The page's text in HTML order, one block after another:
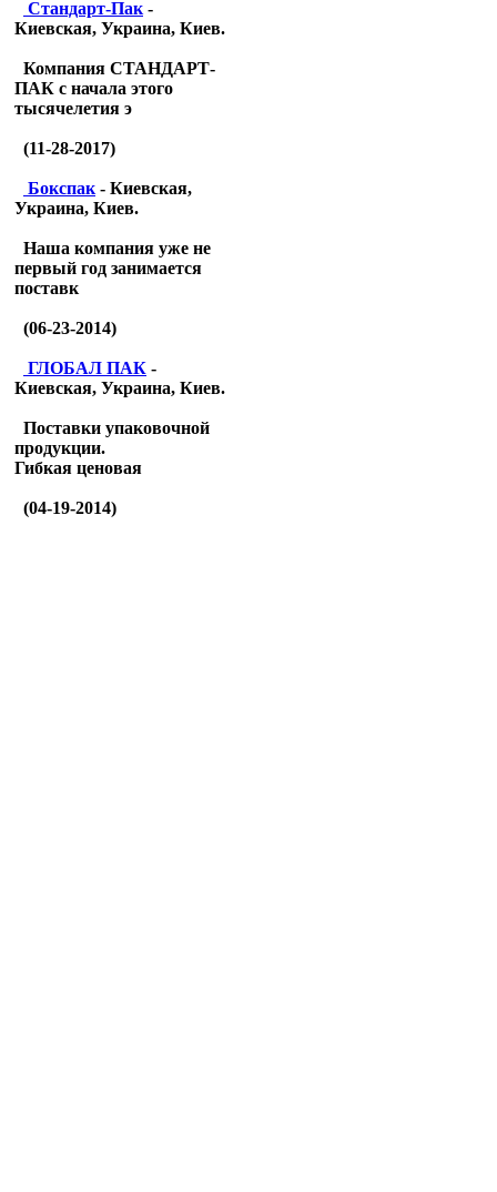
Стандарт-Пак -
Киевская, Украина, Киев.
Компания СТАНДАРТ-
ПАК с начала этого
тысячелетия э
(11-28-2017)
Бокспак - Киевская,
Украина, Киев.
Наша компания уже не
первый год занимается
поставк
(06-23-2014)
ГЛОБАЛ ПАК -
Киевская, Украина, Киев.
Поставки упаковочной
продукции.
Гибкая ценовая
(04-19-2014)